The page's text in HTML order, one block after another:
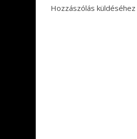
Hozzászólás küldéséhez